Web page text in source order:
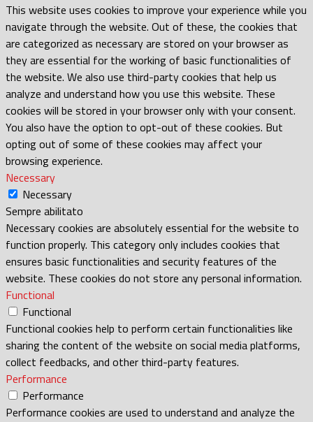
This website uses cookies to improve your experience while you
navigate through the website. Out of these, the cookies that
are categorized as necessary are stored on your browser as
they are essential for the working of basic functionalities of
the website. We also use third-party cookies that help us
analyze and understand how you use this website. These
cookies will be stored in your browser only with your consent.
You also have the option to opt-out of these cookies. But
opting out of some of these cookies may affect your
browsing experience.
Necessary
Necessary
Sempre abilitato
Necessary cookies are absolutely essential for the website to
function properly. This category only includes cookies that
ensures basic functionalities and security features of the
website. These cookies do not store any personal information.
Functional
Functional
Functional cookies help to perform certain functionalities like
sharing the content of the website on social media platforms,
collect feedbacks, and other third-party features.
Performance
Performance
Performance cookies are used to understand and analyze the